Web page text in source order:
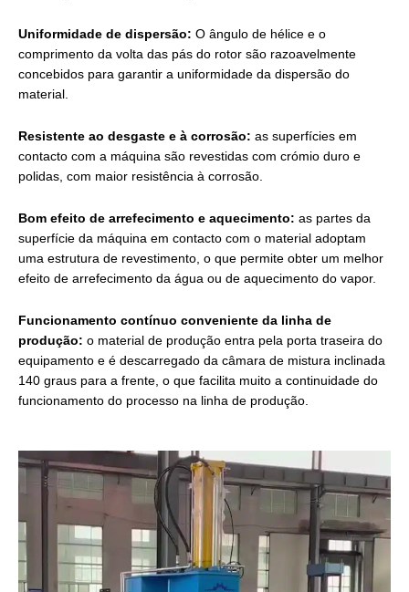
Uniformidade de dispersão: O ângulo de hélice e o
comprimento da volta das pás do rotor são razoavelmente
concebidos para garantir a uniformidade da dispersão do
material.
Resistente ao desgaste e à corrosão: as superfícies em
contacto com a máquina são revestidas com crómio duro e
polidas, com maior resistência à corrosão.
Bom efeito de arrefecimento e aquecimento: as partes da
superfície da máquina em contacto com o material adoptam
uma estrutura de revestimento, o que permite obter um melhor
efeito de arrefecimento da água ou de aquecimento do vapor.
Funcionamento contínuo conveniente da linha de
produção: o material de produção entra pela porta traseira do
equipamento e é descarregado da câmara de mistura inclinada
140 graus para a frente, o que facilita muito a continuidade do
funcionamento do processo na linha de produção.